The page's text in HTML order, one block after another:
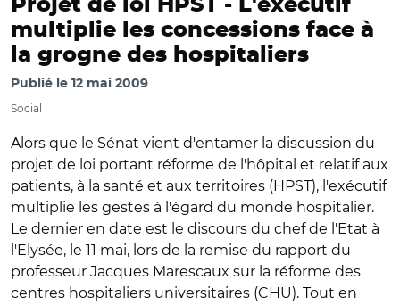
Projet de loi HPST - L'exécutif
multiplie les concessions face à
la grogne des hospitaliers
Publié le 12 mai 2009
Social
Alors que le Sénat vient d'entamer la discussion du
projet de loi portant réforme de l'hôpital et relatif aux
patients, à la santé et aux territoires (HPST), l'exécutif
multiplie les gestes à l'égard du monde hospitalier.
Le dernier en date est le discours du chef de l'Etat à
l'Elysée, le 11 mai, lors de la remise du rapport du
professeur Jacques Marescaux sur la réforme des
centres hospitaliers universitaires (CHU). Tout en